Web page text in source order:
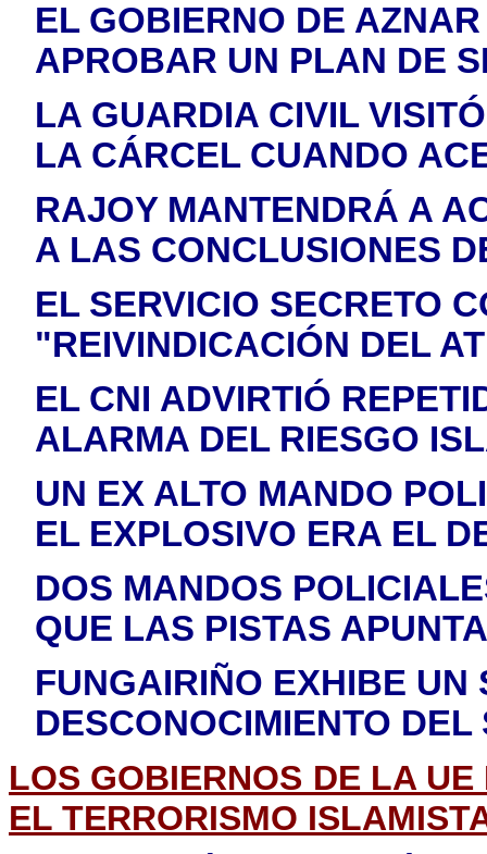
EL GOBIERNO DE
APROBAR UN PLAN DE
LA GUARDIA CIVIL
LA CÁRCEL CUANDO
RAJOY MANTENDRÁ A
A LAS CONCLUSIONES
EL SERVICIO SECRETO
"REIVINDICACIÓN DEL
EL CNI ADVIRTIÓ
ALARMA DEL RIESGO
UN EX ALTO MANDO
EL EXPLOSIVO ERA EL
DOS MANDOS
QUE LAS PISTAS
FUNGAIRIÑO EXHIBE UN
DESCONOCIMIENTO DEL
LOS GOBIERNOS DE LA
EL TERRORISMO